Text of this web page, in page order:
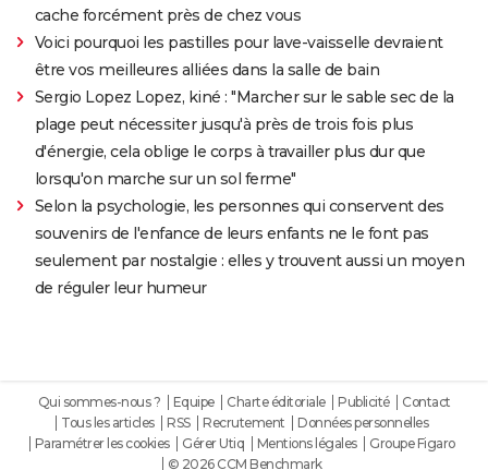
cache forcément près de chez vous
Voici pourquoi les pastilles pour lave-vaisselle devraient
être vos meilleures alliées dans la salle de bain
Sergio Lopez Lopez, kiné : "Marcher sur le sable sec de la
plage peut nécessiter jusqu'à près de trois fois plus
d'énergie, cela oblige le corps à travailler plus dur que
lorsqu'on marche sur un sol ferme"
Selon la psychologie, les personnes qui conservent des
souvenirs de l'enfance de leurs enfants ne le font pas
seulement par nostalgie : elles y trouvent aussi un moyen
de réguler leur humeur
Qui sommes-nous ? Equipe Charte éditoriale Publicité
Contact
Tous les articles
RSS Recrutement
Données personnelles
Paramétrer les cookies
Gérer Utiq Mentions légales
Groupe Figaro
© 2026 CCM Benchmark